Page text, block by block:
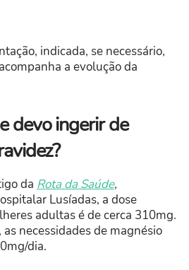
indicada, se necessário,
a evolução da
devo ingerir de
da Rota da Saúde,
Lusíadas, a dose
adultas é de cerca 310mg.
necessidades de magnésio
dia.